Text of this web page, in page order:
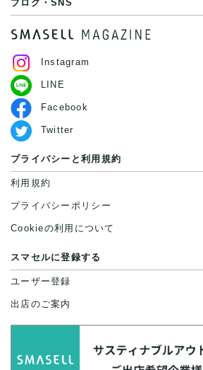
ブログ・SNS
Instagram
LINE
Facebook
Twitter
プライバシーと利用規約
利用規約
プライバシーポリシー
Cookieの利用について
スマセルに登録する
ユーザー登録
出店のご案内